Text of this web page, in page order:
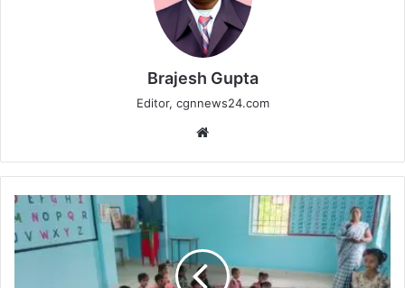
Brajesh Gupta
Editor, cgnnews24.com
शिक्षा,
स्वास्थ्य
और